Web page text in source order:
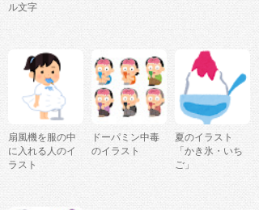
ル文字
扇風機を服の中
に入れる人のイ
ラスト
ドーパミン中毒
のイラスト
夏のイラスト
「かき氷・いち
ご」